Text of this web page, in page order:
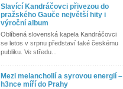
Slavící Kandráčovci přivezou do
pražského Gauče největší hity i
výroční album
Oblíbená slovenská kapela Kandráčovci
se letos v srpnu představí také českému
publiku. Ve středu...
Mezi melancholií a syrovou energií –
h3nce míří do Prahy